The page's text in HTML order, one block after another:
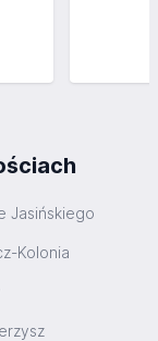
Jasińskiego
Kolonia